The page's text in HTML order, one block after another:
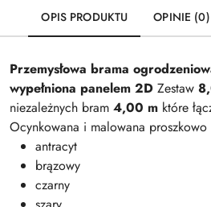
OPIS PRODUKTU OPINIE (0)
Przemysłowa brama
wypełniona panelem 2D Zestaw
niezależnych bram 4,00 m które
Ocynkowana i malowana
antracyt
brązowy
czarny